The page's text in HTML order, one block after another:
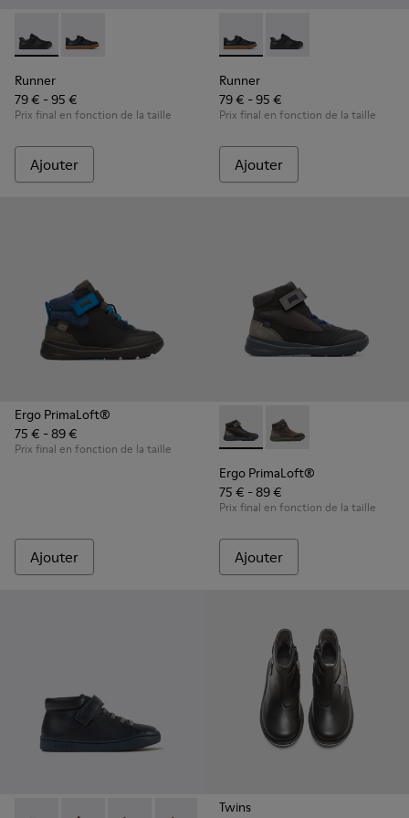
Runner - K800319-001 - Baskets noires en cuir et textile
Runner - K800319-006 - Baskets bleues en cuir et
Runner
79 € - 95 €
Prix final en fonction de la taille
Ajouter
Runner - K800319-006 -
Runner - K800319-
Runner
79 € - 95 €
Prix final en fonction de la taille
Ajouter
Ergo PrimaLoft®
75 € - 89 €
Prix final en fonction de la taille
Ajouter
Ergo PrimaLoft® -
Ergo PrimaLoft® -
Ergo PrimaLoft®
75 € - 89 €
Prix final en fonction de la taille
Ajouter
Twins